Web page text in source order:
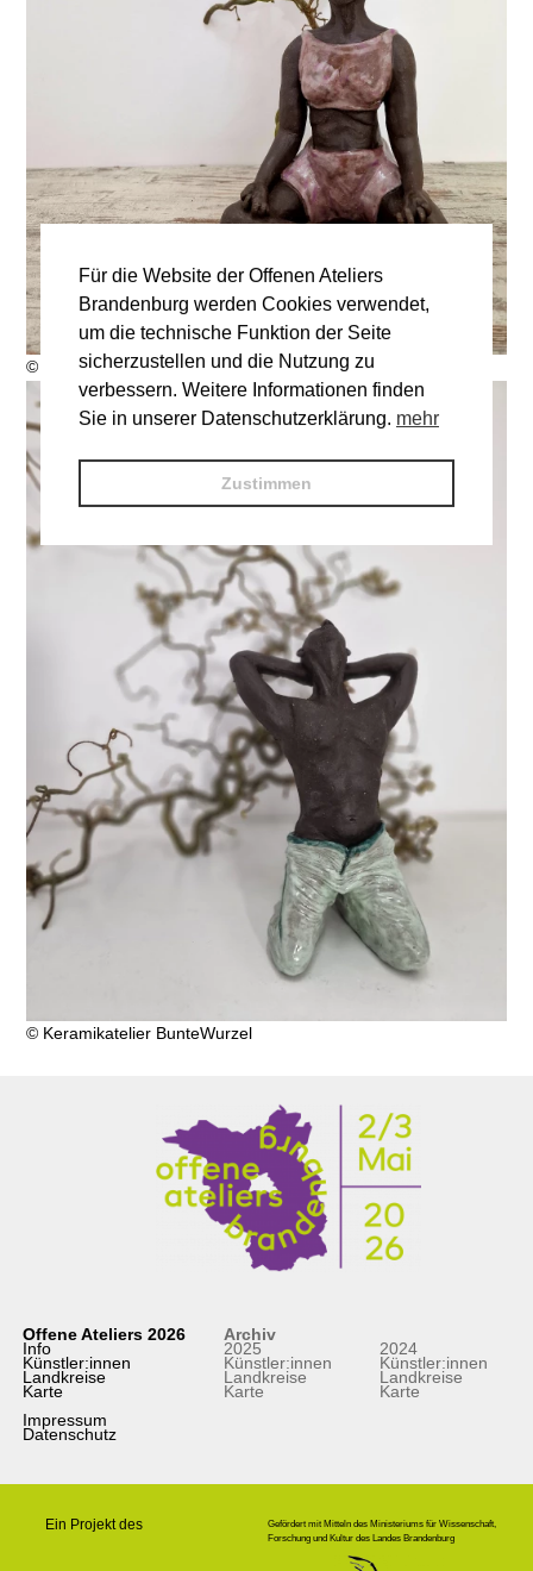
© Keramikatelier BunteWurzel
© Keramikatelier BunteWurzel
Offene Ateliers 2026
Info
Künstler:innen
Landkreise
Karte
Impressum
Datenschutz
Archiv
2025
Künstler:innen
Landkreise
Karte
2024
Künstler:innen
Landkreise
Karte
Ein Projekt des
Gefördert mit Mitteln des Ministeriums für Wissenschaft,
Forschung und Kultur des Landes Brandenburg
Für die Website der Offenen Ateliers
Brandenburg werden Cookies verwendet,
um die technische Funktion der Seite
sicherzustellen und die Nutzung zu
verbessern. Weitere Informationen finden
Sie in unserer Datenschutzerklärung. mehr
Zustimmen